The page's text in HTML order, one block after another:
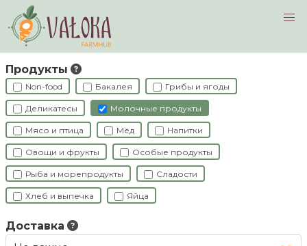
Продукты
Non-food Бакалея Грибы и ягоды
Деликатесы Молочные продукты
Мясо и птица Мёд Напитки
Овощи и фрукты Особые продукты
Рыба и морепродукты Сладости
Хлеб и выпечка Яйца
Доставка
Navigated to Фермеры